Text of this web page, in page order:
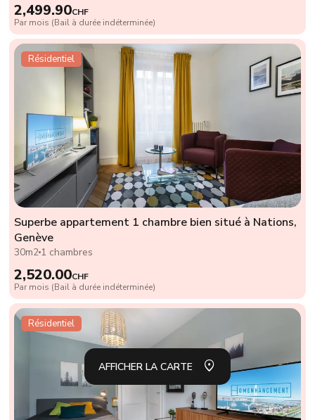
2,499.90CHF
Par mois (Bail à durée indéterminée)
Résidentiel
Superbe appartement 1 chambre bien situé à Nations,
Genève
30m2 1 chambres
2,520.00CHF
Par mois (Bail à durée indéterminée)
Résidentiel
AFFICHER LA CARTE